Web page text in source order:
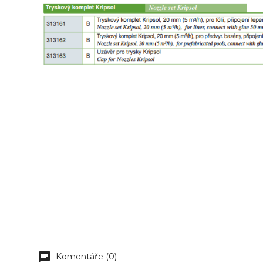
Komentáře (0)